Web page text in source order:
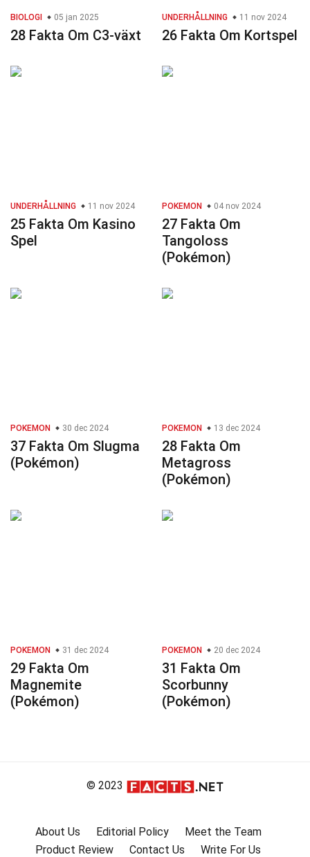
BIOLOGI 05 jan 2025
28 Fakta Om C3-växt
UNDERHÅLLNING 11 nov 2024
26 Fakta Om Kortspel
UNDERHÅLLNING 11 nov 2024
25 Fakta Om Kasino
Spel
POKEMON 04 nov 2024
27 Fakta Om
Tangoloss
(Pokémon)
POKEMON 30 dec 2024
37 Fakta Om Slugma
(Pokémon)
POKEMON 13 dec 2024
28 Fakta Om
Metagross
(Pokémon)
POKEMON 31 dec 2024
29 Fakta Om
Magnemite
(Pokémon)
POKEMON 20 dec 2024
31 Fakta Om
Scorbunny
(Pokémon)
© 2023
About Us Editorial Policy
Meet the Team
Product Review
Contact Us
Write For Us